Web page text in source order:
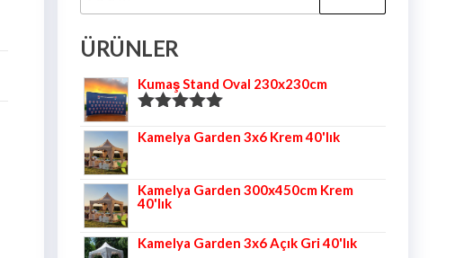
ÜRÜNLER
Kumaş Stand Oval 230x230cm
5.00oy aldı
Kamelya Garden 3x6 Krem 40'lık
Kamelya Garden 300x450cm Krem
40'lık
Kamelya Garden 3x6 Açık Gri 40'lık